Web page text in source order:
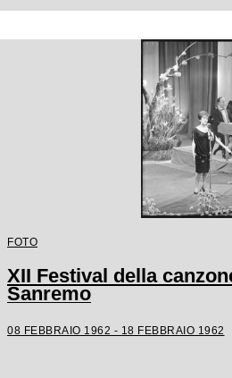
FOTO
XII Festival della
Sanremo
08 FEBBRAIO 1962 - 18 FEBBRAIO 1962